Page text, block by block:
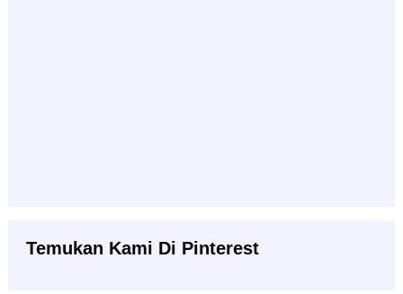
Temukan Kami Di Pinterest